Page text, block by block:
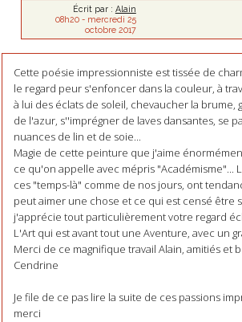
Écrit par : Alain
08h20- mercredi 25
octobre 2017
Cette poésie impressionniste est tissée de
le regard peur s'enfoncer dans la couleur, à
à lui des éclats de soleil, chevaucher la brume,
de l'azur, s''imprégner de laves dansantes, se
nuances de lin et de soie...
Magie de cette peinture que j'aime
ce qu'on appelle avec mépris "Académisme"...
ces "temps-là" comme de nos jours, ont
peut aimer une chose et ce qui est censé être
j'apprécie tout particulièrement votre regard
L'Art qui est avant tout une Aventure, avec un
Merci de ce magnifique travail Alain, amitiés et
Cendrine
Je file de ce pas lire la suite de ces passions
merci